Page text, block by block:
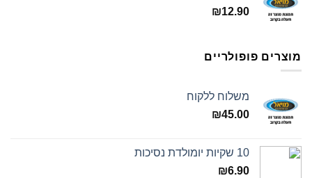
₪12.90
מוצרים פופולריים
משלוח ללקוח
₪45.00
10 שקיות יומולדת נסיכות
₪6.90